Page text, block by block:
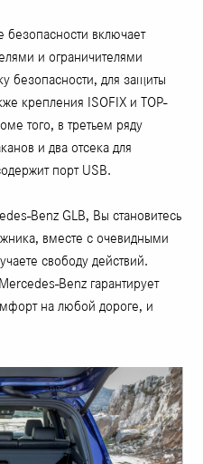
включает
и ограничителями
безопасности, для защиты
крепления ISOFIX и TOP-
того, в третьем ряду
и два отсека для
порт USB.
Benz GLB, Вы становитесь
вместе с очевидными
свободу действий.
Benz гарантирует
на любой дороге, и